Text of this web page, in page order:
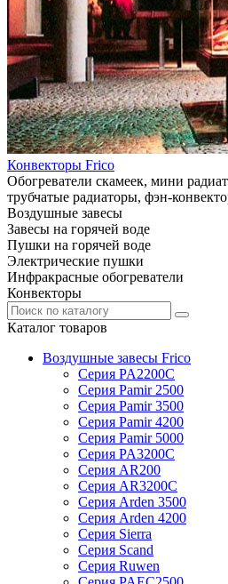
Конвекторы Frico
Обогреватели скамеек, мини
трубчатые радиаторы, фэн-
Воздушные завесы
Завесы на горячей воде
Пушки на горячей воде
Электрические пушки
Инфракрасные обогреватели
Конвекторы
Каталог товаров
Воздушные завесы Frico
Серия PA2200C
Серия Pamir 2500
Серия Pamir 3500
Серия Pamir 4200
Серия Pamir 5000
Серия PA3200C
Серия AR200
Серия AR3200C
Серия Arden 3500
Серия Arden 4200
Серия Sierra
Серия Scand
Серия Ruwen